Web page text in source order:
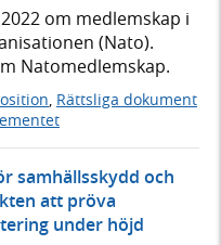
om medlemskap i
(Nato).
Natomedlemskap.
, Rättsliga dokument
samhällsskydd och
att pröva
under höjd